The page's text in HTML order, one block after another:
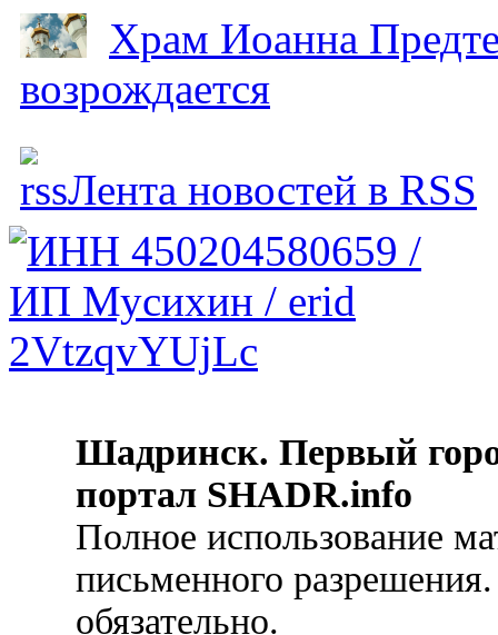
Храм Иоанна
возрождается
Лента новостей в RSS
Шадринск. Первый
портал SHADR.info
Полное использование
письменного
обязательно.